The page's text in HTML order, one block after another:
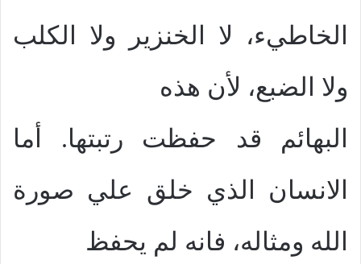
الخاطيء، لا الخنزير ولا الكلب
ولا الضبع، لأن هذه
البهائم قد حفظت رتبتها. أما
الانسان الذي خلق علي صورة
الله ومثاله، فانه لم يحفظ